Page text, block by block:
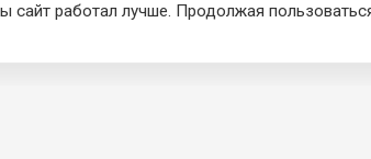
работал лучше. Продолжая